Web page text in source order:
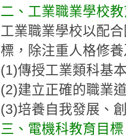
二、工業職業學校
工業職業學校以配
標，除注重人格修
(1)傳授工業類科基
(2)建立正確的職業
(3)培養自我發展、
三、電機科教育目標